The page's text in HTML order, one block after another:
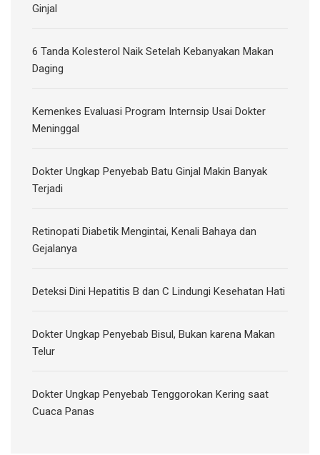
Ginjal
6 Tanda Kolesterol Naik Setelah Kebanyakan Makan
Daging
Kemenkes Evaluasi Program Internsip Usai Dokter
Meninggal
Dokter Ungkap Penyebab Batu Ginjal Makin Banyak
Terjadi
Retinopati Diabetik Mengintai, Kenali Bahaya dan
Gejalanya
Deteksi Dini Hepatitis B dan C Lindungi Kesehatan Hati
Dokter Ungkap Penyebab Bisul, Bukan karena Makan
Telur
Dokter Ungkap Penyebab Tenggorokan Kering saat
Cuaca Panas